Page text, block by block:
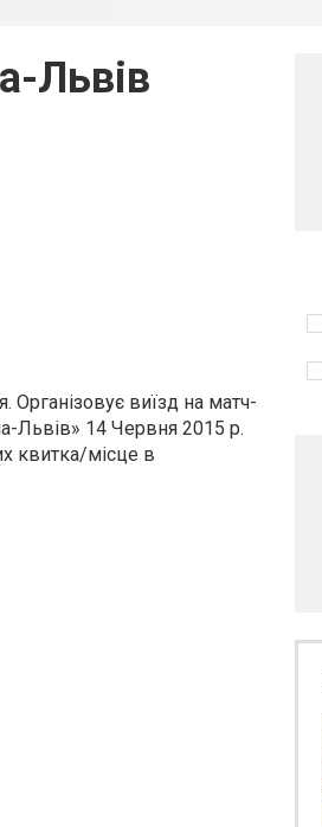
Львів
Організовує виїзд на матч-
Львів» 14 Червня 2015 р.
квитка/місце в